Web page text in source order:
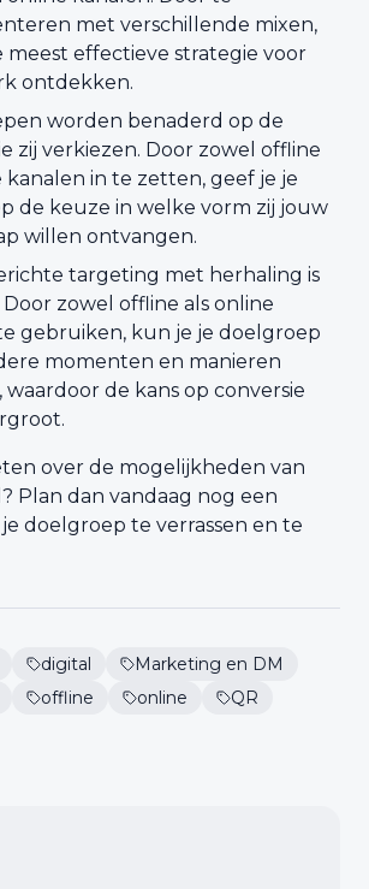
met verschillende mixen,
meest effectieve strategie voor
ontdekken.
worden benaderd op de
zij verkiezen. Door zowel offline
kanalen in te zetten, geef je je
de keuze in welke vorm zij jouw
willen ontvangen.
targeting met herhaling is
zowel offline als online
gebruiken, kun je je doelgroep
momenten en manieren
waardoor de kans op conversie
over de mogelijkheden van
Plan dan vandaag nog een
doelgroep te verrassen en te
digital
Marketing en DM
offline online
QR